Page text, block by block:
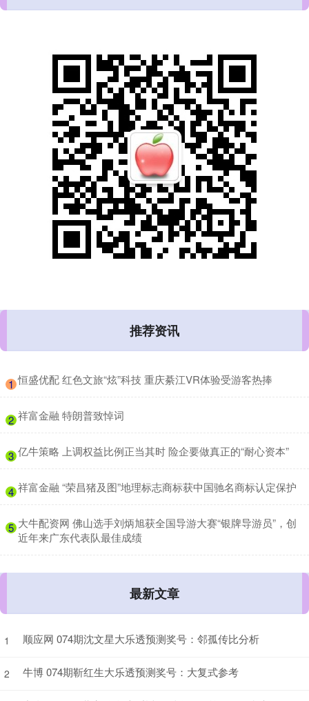
推荐资讯
1 ​恒盛优配 红色文旅“炫”科技 重庆綦江VR体验受游客热捧
2 ​祥富金融 特朗普致悼词
3 ​亿牛策略 上调权益比例正当其时 险企要做真正的“耐心资本”
4 ​祥富金融 “荣昌猪及图”地理标志商标获中国驰名商标认定保护
5 ​大牛配资网 佛山选手刘炳旭获全国导游大赛“银牌导游员”，创
近年来广东代表队最佳成绩
最新文章
1 顺应网 074期沈文星大乐透预测奖号：邻孤传比分析
2 牛博 074期靳红生大乐透预测奖号：大复式参考